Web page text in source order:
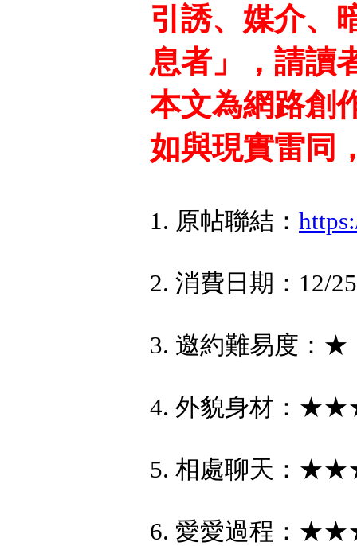
引誘、媒介、
息者」，請讀
本文為網路創
如與現實雷同
1. 原帖聯結：
2. 消費日期：12/25
3. 邀約難易度
4. 外貌身材
5. 相處聊天
6. 愛愛過程